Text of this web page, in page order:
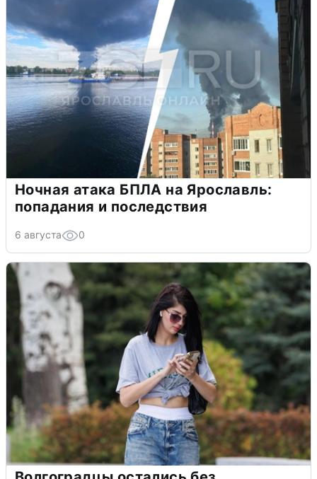
Ночная атака БПЛА на Ярославль:
попадания и последствия
6 августа 0